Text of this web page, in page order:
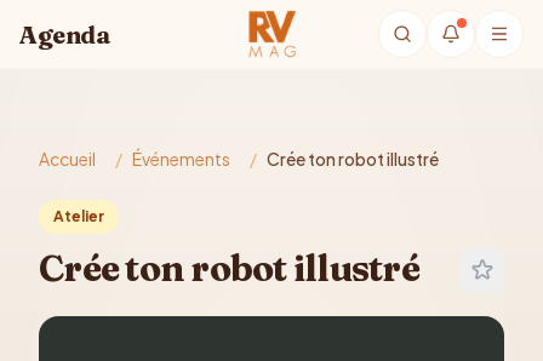
Agenda
Accueil / Événements / Crée ton robot illustré
Atelier
Crée ton robot illustré